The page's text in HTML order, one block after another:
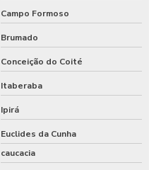
Campo Formoso
Brumado
Conceição do Coité
Itaberaba
Ipirá
Euclides da Cunha
caucacia